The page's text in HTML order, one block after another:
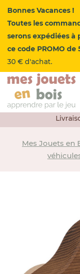
Bonnes Vacances !
Toutes les
serons expédiées
ce code PROMO de
30 € d'achat.
Mes Jouets en